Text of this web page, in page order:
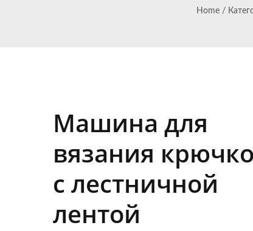
Home /
Машина для
вязания
с лестничной
лентой